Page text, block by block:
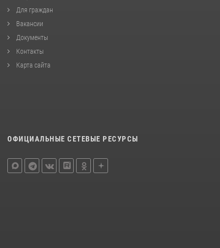
Для граждан
Вакансии
Документы
Контакты
Карта сайта
ОФИЦИАЛЬНЫЕ СЕТЕВЫЕ РЕСУРСЫ